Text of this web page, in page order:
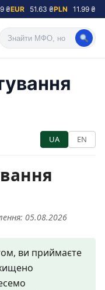
₴EUR 51.63 ₴PLN 11.99 ₴
UA EN
05.08.2026
ви приймаєте